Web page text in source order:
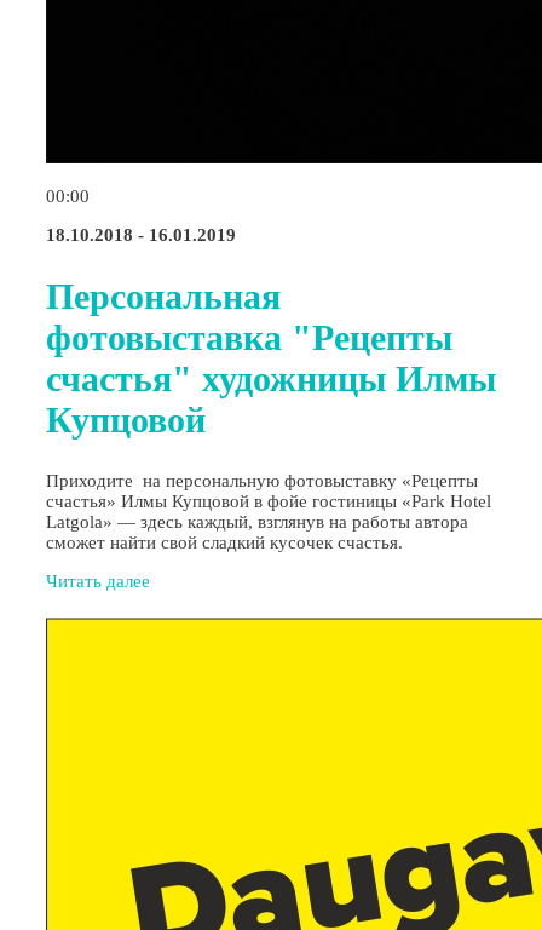
00:00
18.10.2018 - 16.01.2019
Персональная
фотовыставка "Рецепты
счастья" художницы Илмы
Купцовой
Приходите на персональную фотовыставку «Рецепты
счастья» Илмы Купцовой в фойе гостиницы «Park Hotel
Latgola» — здесь каждый, взглянув на работы автора
сможет найти свой сладкий кусочек счастья.
Читать далее